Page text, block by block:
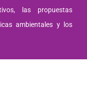
las propuestas
ambientales y los